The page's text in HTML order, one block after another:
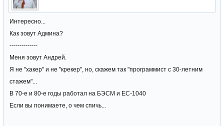
Интересно...
Как зовут Админа?
--------------
Меня зовут Андрей.
Я не "хакер" и не "крекер", но, скажем так "программист с 30-летним
стажем"...
В 70-е и 80-е годы работал на БЭСМ и ЕС-1040
Если вы понимаете, о чем спичь...